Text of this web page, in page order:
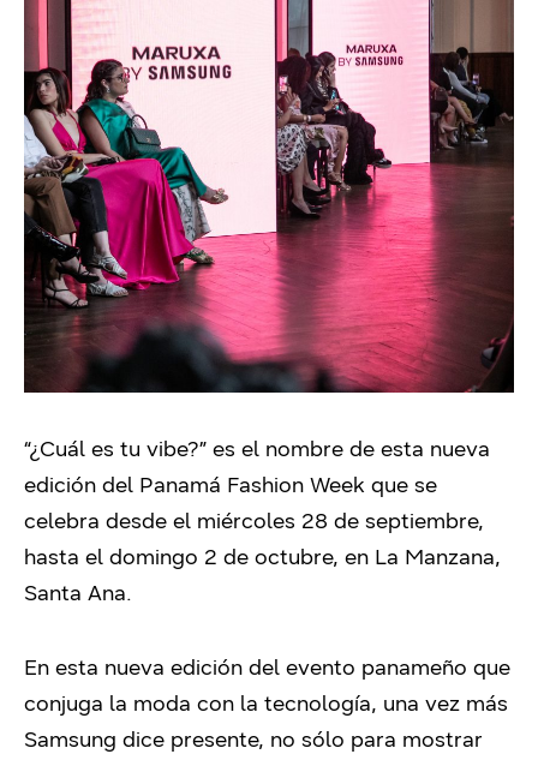
“¿Cuál es tu vibe?” es el nombre de esta nueva
edición del Panamá Fashion Week que se
celebra desde el miércoles 28 de septiembre,
hasta el domingo 2 de octubre, en La Manzana,
Santa Ana.
En esta nueva edición del evento panameño que
conjuga la moda con la tecnología, una vez más
Samsung dice presente, no sólo para mostrar